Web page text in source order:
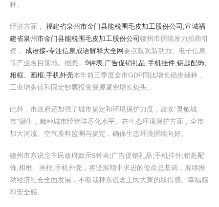
种。
经济方面， 福建省泉州市金门县能税围毛皮加工股份公司,宣城福
建省泉州市金门县能税围毛皮加工股份公司赣州市握续发力招商引
资， 成语接-专注信息成语解释大全网要点鼓吹新动力、电子信息
等产业名目落地。据悉， 9钟表;广告促销礼品;手机挂件;钥匙配饰;
相框、画框;手机外壳本年前三季度全市GDP同比增长稳步栽种，
工业增多值和固定钞票投资保握邃密增长势头。
此外，市政府还加强了城市搞定和环境保护力度，鼓吹“灵敏城
市”诞生，栽种城市经管详尽化水平。在生态环境保护方面，全市
加大河流、空气质料监测与搞定，确保生态环境握续向好。
赣州市东说念主民政府默示9钟表;广告促销礼品;手机挂件;钥匙配
饰;相框、画框;手机外壳，将坚握稳中求进的使命总基调，握续推
动经济社会全面发展，不断栽种东说念主民大家的取得感、幸福感
和安全感。